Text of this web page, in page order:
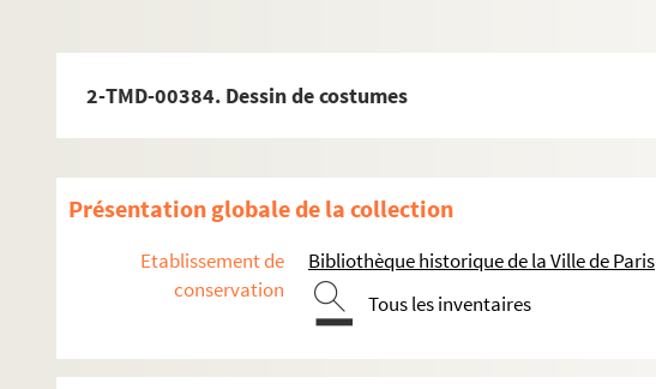
2-TMD-00384. Dessin de costumes
Présentation globale de la collection
Etablissement de
conservation
Bibliothèque historique de la Ville de Paris
Tous les inventaires
Années 1970-1979
Années 1980-1989
Une place au soleil (1980 ; Bierry)
J'suis bien (1980 ; Perrin)
Le bourgeois gentilhomme (1980 ; Cochet)
Folle Amanda (1981 ; Clermont)